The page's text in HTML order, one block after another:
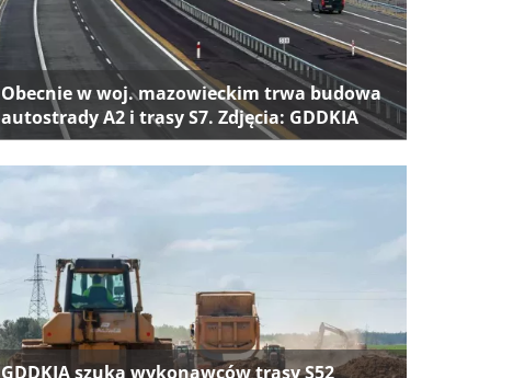
Obecnie w woj. mazowieckim trwa budowa
autostrady A2 i trasy S7. Zdjęcia: GDDKIA
GDDKIA szuka wykonawców trasy S52